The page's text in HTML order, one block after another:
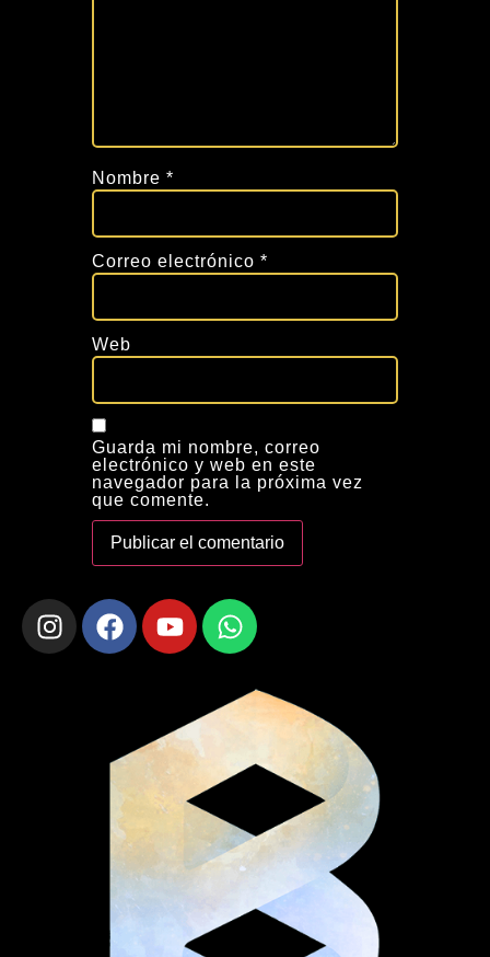
Nombre *
Correo electrónico *
Web
Guarda mi nombre, correo
electrónico y web en este
navegador para la próxima vez
que comente.